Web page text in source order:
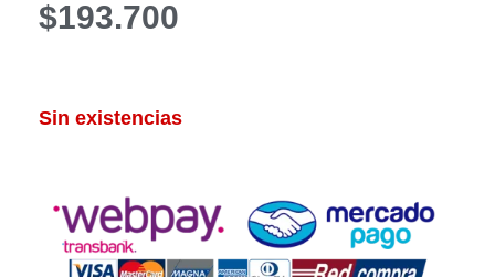
$193.700
Sin existencias